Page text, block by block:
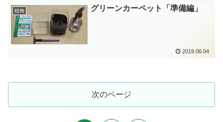
植物 グリーンカーペット「準備編」
2019.06.04
次のページ